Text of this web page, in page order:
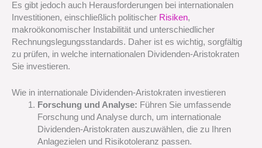
Es gibt jedoch auch Herausforderungen bei internationalen
Investitionen, einschließlich politischer Risiken,
makroökonomischer Instabilität und unterschiedlicher
Rechnungslegungsstandards. Daher ist es wichtig, sorgfältig
zu prüfen, in welche internationalen Dividenden-Aristokraten
Sie investieren.
Wie in internationale Dividenden-Aristokraten investieren
Forschung und Analyse: Führen Sie umfassende
Forschung und Analyse durch, um internationale
Dividenden-Aristokraten auszuwählen, die zu Ihren
Anlagezielen und Risikotoleranz passen.